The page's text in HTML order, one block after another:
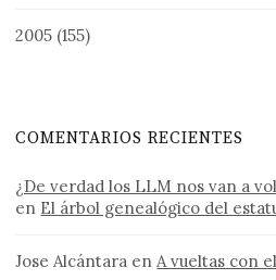
2005 (155)
COMENTARIOS RECIENTES
¿De verdad los LLM nos van a
en El árbol genealógico del
Jose Alcántara en A vueltas con